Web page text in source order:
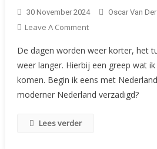
30 November 2024 Oscar Van
Leave A CommentOn
Aangifte
(CS114)
De dagen worden weer korter, het
weer langer. Hierbij een greep wat
komen. Begin ik eens met
moderner Nederland verzadigd?
Lees verder